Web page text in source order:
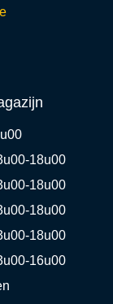
18u00
18u00
18u00
18u00
16u00